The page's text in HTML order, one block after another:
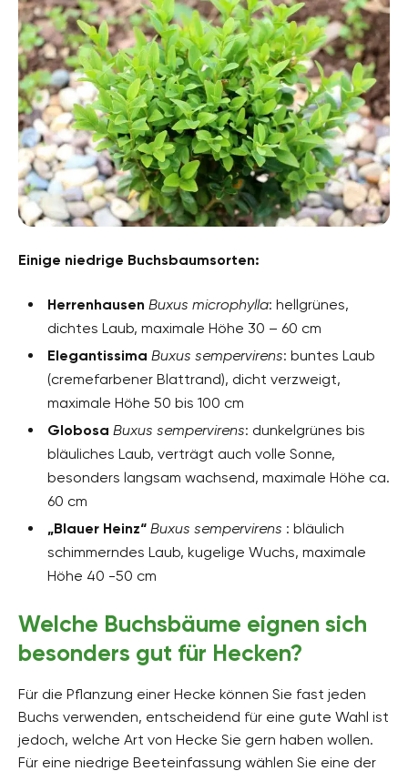
Einige niedrige Buchsbaumsorten:
Herrenhausen Buxus microphylla: hellgrünes,
dichtes Laub, maximale Höhe 30 – 60 cm
Elegantissima Buxus sempervirens: buntes Laub
(cremefarbener Blattrand), dicht verzweigt,
maximale Höhe 50 bis 100 cm
Globosa Buxus sempervirens: dunkelgrünes bis
bläuliches Laub, verträgt auch volle Sonne,
besonders langsam wachsend, maximale Höhe ca.
60 cm
„Blauer Heinz“ Buxus sempervirens : bläulich
schimmerndes Laub, kugelige Wuchs, maximale
Höhe 40 -50 cm
Welche Buchsbäume eignen sich
besonders gut für Hecken?
Für die Pflanzung einer Hecke können Sie fast jeden
Buchs verwenden, entscheidend für eine gute Wahl ist
jedoch, welche Art von Hecke Sie gern haben wollen.
Für eine niedrige Beeteinfassung wählen Sie eine der